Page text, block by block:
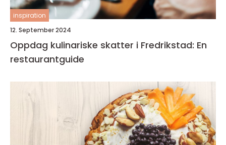
inspiration
12. September 2024
Oppdag kulinariske skatter i Fredrikstad: En
restaurantguide